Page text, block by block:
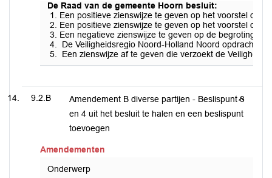
De Raad van de gemeente Hoorn besluit:
Een positieve zienswijze te geven op het voorstel om
Een positieve zienswijze te geven op het voorstel om
Een negatieve zienswijze te geven op de begroting
De Veiligheidsregio Noord-Holland Noord opdracht
Een zienswijze af te geven die verzoekt de
9.2.B
Amendement B diverse partijen - Beslispunt 3
en 4 uit het besluit te halen en een beslispunt
toevoegen
Amendementen
Onderwerp